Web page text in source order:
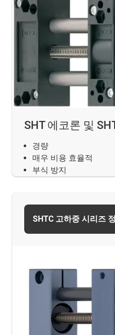
SHT 에코론 및
경량
매우 비용 효율적
부식 방지
SHTC 고하중 시리즈